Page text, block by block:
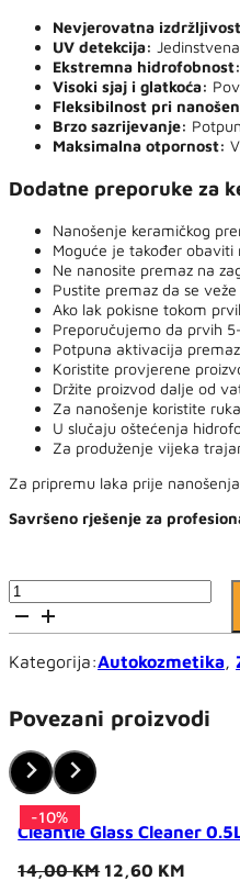
Nevjerovatna
UV detekcija:
Ekstremna hidrofobnost:
Visoki sjaj i glatkoća:
Fleksibilnost pri
Brzo sazrijevanje:
Maksimalna otpornost:
Dodatne preporuke za
Nanošenje keramičkog
Moguće je također
Ne nanosite premaz na
Pustite premaz da se
Ako lak pokisne tokom
Preporučujemo da prvih
Potpuna aktivacija
Koristite provjerene
Držite proizvod dalje od
Za nanošenje koristite
U slučaju oštećenja
Za produženje vijeka
Za pripremu laka prije
Savršeno rješenje za
Cleantle
Admire
30ml
keramički
za
auto
(zaštita)
količina
Kategorija:Autokozmetika
Povezani proizvodi
Cleantle Glass Cleaner
14,00KM Original
12,60 KM
-10%
-10%
-15%
-10%
-10%
-10%
-10%
-15%
-10%